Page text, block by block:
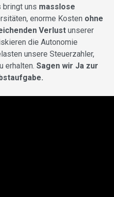
bringt uns masslose
enorme Kosten ohne
Verlust unserer
die Autonomie
unsere Steuerzahler,
erhalten. Sagen wir Ja zur